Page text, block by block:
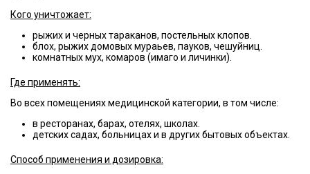
Кого уничтожает:
рыжих и черных тараканов, постельных клопов.
блох, рыжих домовых мураьев, пауков, чешуйниц.
комнатных мух, комаров (имаго и личинки).
Где применять:
Во всех помещениях медицинской категории, в том числе:
в ресторанах, барах, отелях, школах.
детских садах, больницах и в других бытовых объектах.
Способ применения и дозировка: